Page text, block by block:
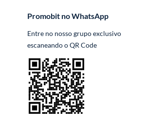
Promobit no WhatsApp
Entre no nosso grupo exclusivo
escaneando o QR Code